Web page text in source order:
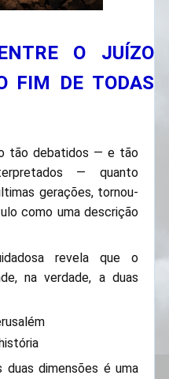
O JUÍZO
FIM DE TODAS
tão debatidos — e tão
— quanto
gerações, tornou-
como uma descrição
revela que o
na verdade, a duas
dimensões é uma